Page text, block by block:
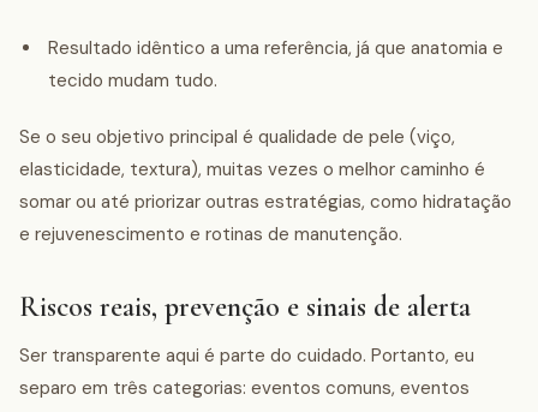
Resultado idêntico a uma referência, já que anatomia e
tecido mudam tudo.
Se o seu objetivo principal é qualidade de pele (viço,
elasticidade, textura), muitas vezes o melhor caminho é
somar ou até priorizar outras estratégias, como hidratação
e rejuvenescimento e rotinas de manutenção.
Riscos reais, prevenção e sinais de alerta
Ser transparente aqui é parte do cuidado. Portanto, eu
separo em três categorias: eventos comuns, eventos